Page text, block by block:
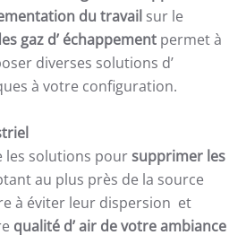
du travail sur le
gaz d’ échappement permet à
diverses solutions d’
à votre configuration.
solutions poursupprimer les
au plus près de la source
à éviter leur dispersion et
qualité d’ air de votre ambiance